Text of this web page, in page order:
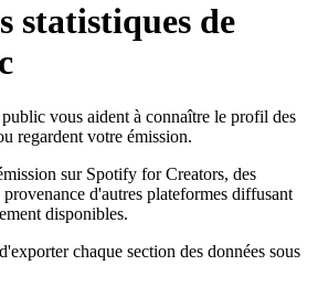
statistiques de
vous aident à connaître le profil des
regardent votre émission.
sur Spotify for Creators, des
d'autres plateformes diffusant
disponibles.
chaque section des données sous